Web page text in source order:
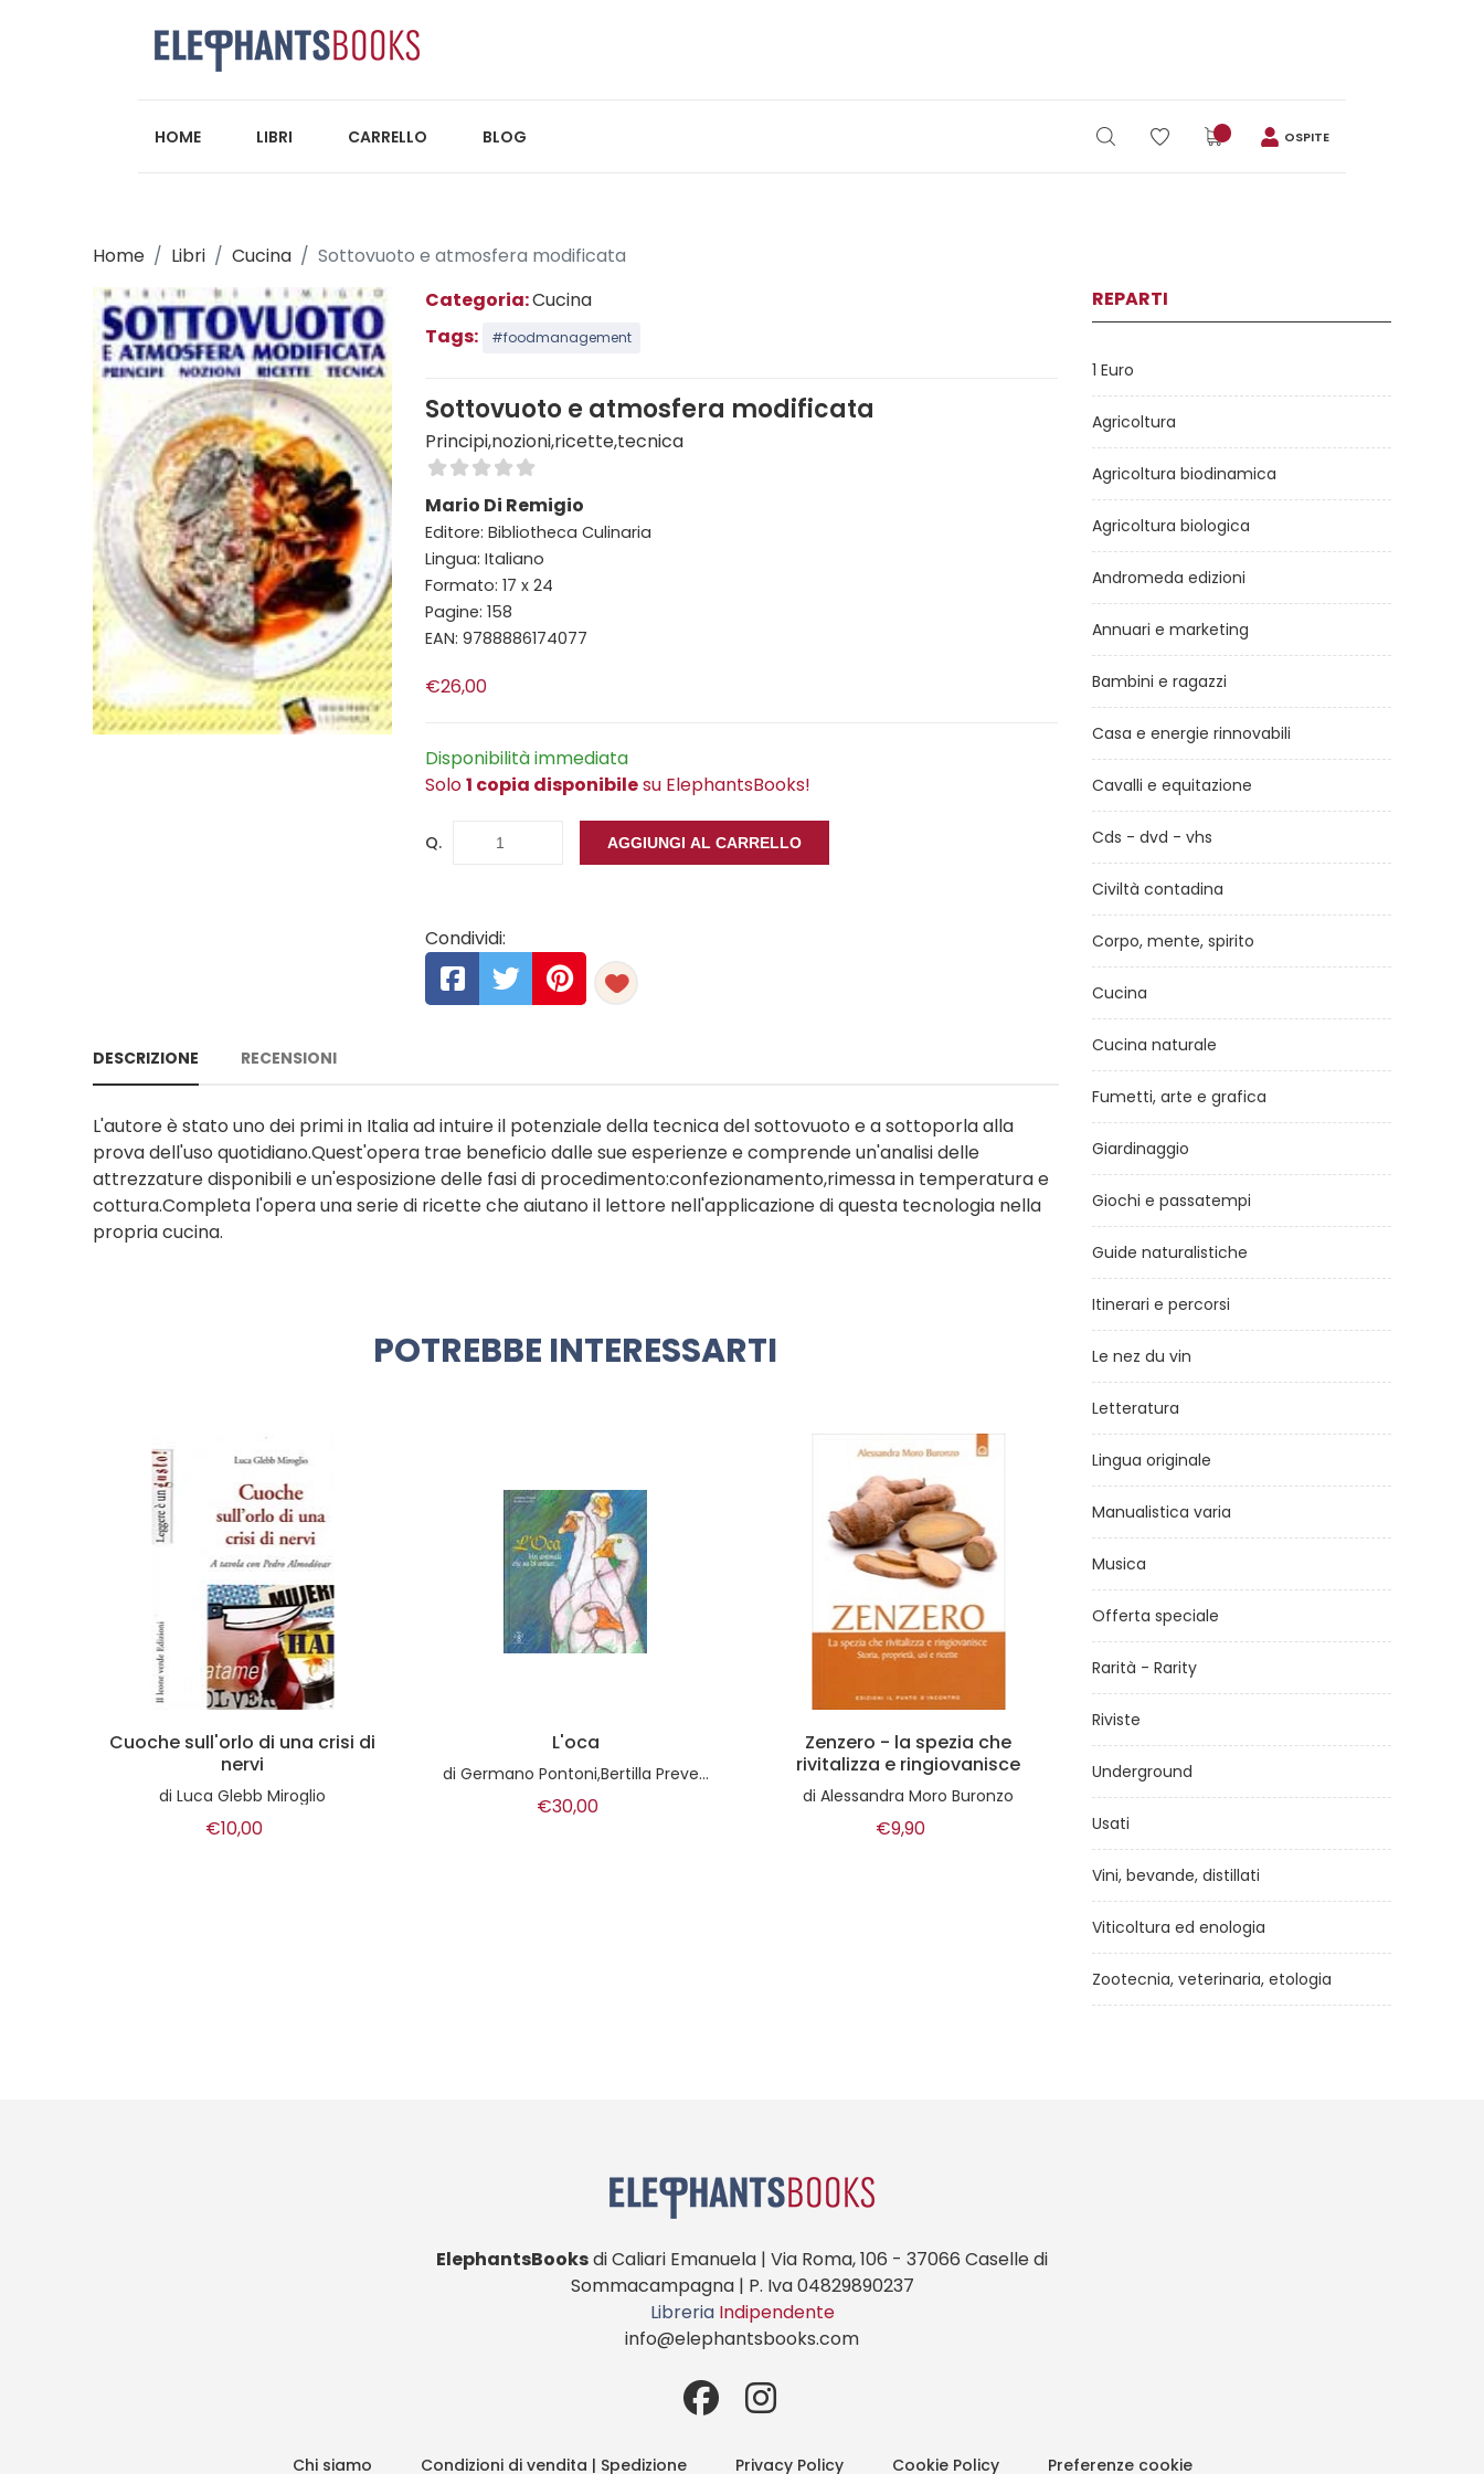
HOME LIBRI CARRELLO BLOG OSPITE
Home Libri Cucina
Sottovuoto e atmosfera modificata
Categoria:Cucina
Tags:
#foodmanagement
Sottovuoto e atmosfera modificata
Principi,nozioni,ricette,tecnica
Mario Di Remigio
Editore: Bibliotheca Culinaria
Lingua: Italiano
Formato: 17 x 24
Pagine: 158
EAN: 9788886174077
€26,00
Disponibilità immediata
Solo1 copia disponibilesu ElephantsBooks!
Q. AGGIUNGI AL CARRELLO
Condividi:
DESCRIZIONE RECENSIONI
L'autore è stato uno dei primi in Italia ad intuire il potenziale della tecnica del sottovuoto e a sottoporla alla
prova dell'uso quotidiano.Quest'opera trae beneficio dalle sue esperienze e comprende un'analisi delle
attrezzature disponibili e un'esposizione delle fasi di procedimento:confezionamento,rimessa in temperatura e
cottura.Completa l'opera una serie di ricette che aiutano il lettore nell'applicazione di questa tecnologia nella
propria cucina.
POTREBBE INTERESSARTI
L'oca
Germano Pontoni,Bertilla Prevedel
€30,00
Zenzero - la spezia che
rivitalizza e ringiovanisce
Alessandra Moro Buronzo
L'ABC dello zucchero soffiato,
tirato, colato
diStefano Laghi
€83,00
Vasocottura - tecniche,
consigli e ricette
diStefano Masanti, Stefano Ciabarri
REPARTI
1 Euro
Agricoltura
Agricoltura biodinamica
Agricoltura biologica
Andromeda edizioni
Annuari e marketing
Bambini e ragazzi
Casa e energie rinnovabili
Cavalli e equitazione
Cds - dvd - vhs
Civiltà contadina
Corpo, mente, spirito
Cucina
Cucina naturale
Fumetti, arte e grafica
Giardinaggio
Giochi e passatempi
Guide naturalistiche
Itinerari e percorsi
Le nez du vin
Letteratura
Lingua originale
Manualistica varia
Musica
Offerta speciale
Rarità - Rarity
Riviste
Underground
Usati
Vini, bevande, distillati
Viticoltura ed enologia
Zootecnia, veterinaria, etologia
ElephantsBooksdi Caliari Emanuela | Via Roma, 106 - 37066 Caselle di
Sommacampagna | P. Iva 04829890237
Libreria Indipendente
info@elephantsbooks.com
Chi siamo Condizioni di vendita | Spedizione Privacy Policy Cookie Policy Preferenze cookie